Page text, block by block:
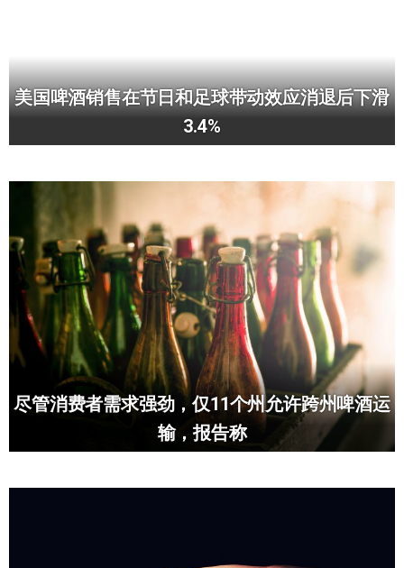
美国啤酒销售在节日和足球带动效应消退后下滑
3.4%
尽管消费者需求强劲，仅11个州允许跨州啤酒运
输，报告称